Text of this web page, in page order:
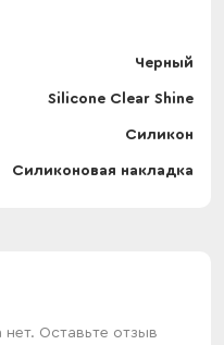
Черный
Silicone Clear Shine
Силикон
Силиконовая накладка
Оставьте отзыв